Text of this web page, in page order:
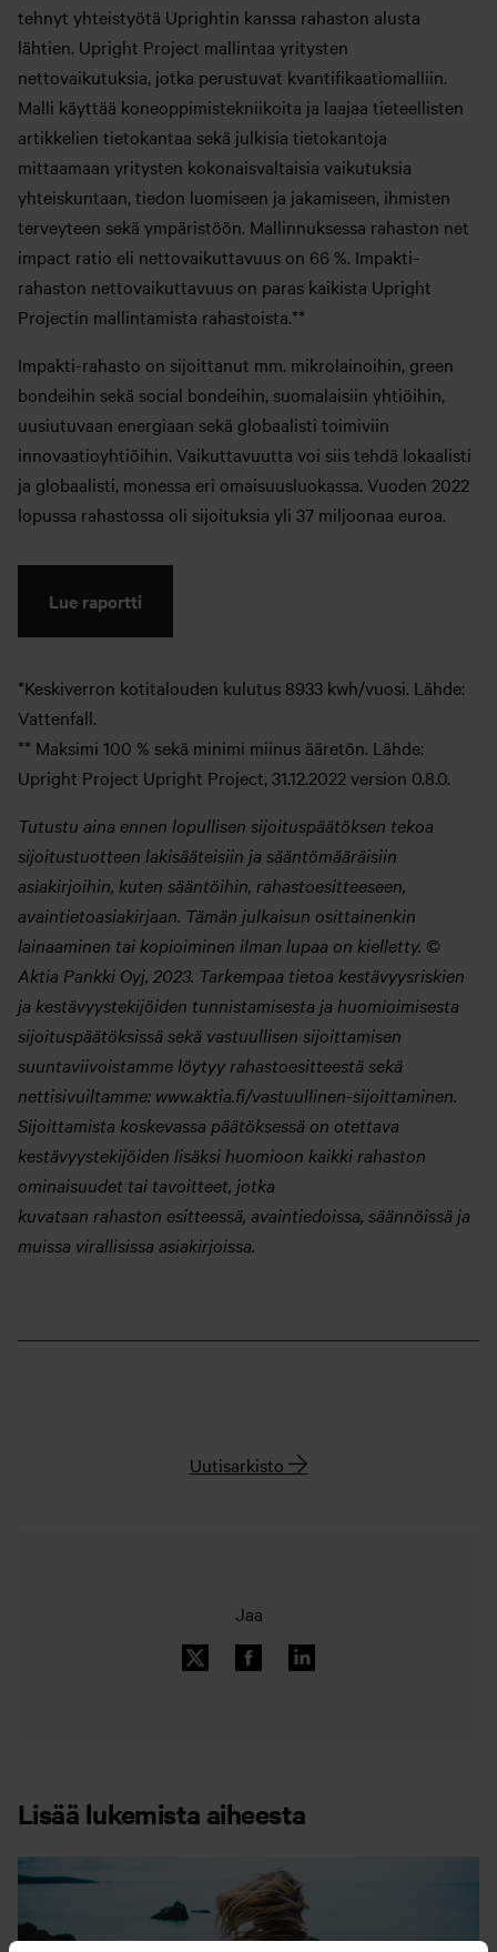
tehnyt yhteistyötä Uprightin kanssa rahaston alusta
lähtien. Upright Project mallintaa yritysten
nettovaikutuksia, jotka perustuvat kvantifikaatiomalliin.
Malli käyttää koneoppimistekniikoita ja laajaa tieteellisten
artikkelien tietokantaa sekä julkisia tietokantoja
mittaamaan yritysten kokonaisvaltaisia vaikutuksia
yhteiskuntaan, tiedon luomiseen ja jakamiseen, ihmisten
terveyteen sekä ympäristöön. Mallinnuksessa rahaston net
impact ratio eli nettovaikuttavuus on 66 %. Impakti-
rahaston nettovaikuttavuus on paras kaikista Upright
Projectin mallintamista rahastoista.**
Impakti-rahasto on sijoittanut mm. mikrolainoihin, green
bondeihin sekä social bondeihin, suomalaisiin yhtiöihin,
uusiutuvaan energiaan sekä globaalisti toimiviin
innovaatioyhtiöihin. Vaikuttavuutta voi siis tehdä lokaalisti
ja globaalisti, monessa eri omaisuusluokassa. Vuoden 2022
lopussa rahastossa oli sijoituksia yli 37 miljoonaa euroa.
Lue raportti
*Keskiverron kotitalouden kulutus 8933 kwh/vuosi. Lähde:
Vattenfall.
** Maksimi 100 % sekä minimi miinus ääretön. Lähde:
Upright Project Upright Project, 31.12.2022 version 0.8.0.
Tutustu aina ennen lopullisen sijoituspäätöksen tekoa
sijoitustuotteen lakisääteisiin ja sääntömääräisiin
asiakirjoihin, kuten sääntöihin, rahastoesitteeseen,
avaintietoasiakirjaan. Tämän julkaisun osittainenkin
lainaaminen tai kopioiminen ilman lupaa on kielletty. ©
Aktia Pankki Oyj, 2023. Tarkempaa tietoa kestävyysriskien
ja kestävyystekijöiden tunnistamisesta ja huomioimisesta
sijoituspäätöksissä sekä vastuullisen sijoittamisen
suuntaviivoistamme löytyy rahastoesitteestä sekä
nettisivuiltamme: www.aktia.fi/vastuullinen-sijoittaminen.
Sijoittamista koskevassa päätöksessä on otettava
kestävyystekijöiden lisäksi huomioon kaikki rahaston
ominaisuudet tai tavoitteet, jotka
kuvataan rahaston esitteessä, avaintiedoissa, säännöissä ja
muissa virallisissa asiakirjoissa.
Uutisarkisto
Jaa
Lisää lukemista aiheesta